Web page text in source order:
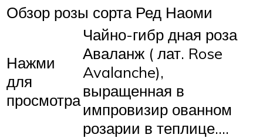
Обзор розы сорта Ред Наоми
Нажми
для
просмотра
Чайно-гибр дная роза
Аваланж ( лат. Rose
Avalanche),
выращенная в
импровизир ованном
розарии в теплице….